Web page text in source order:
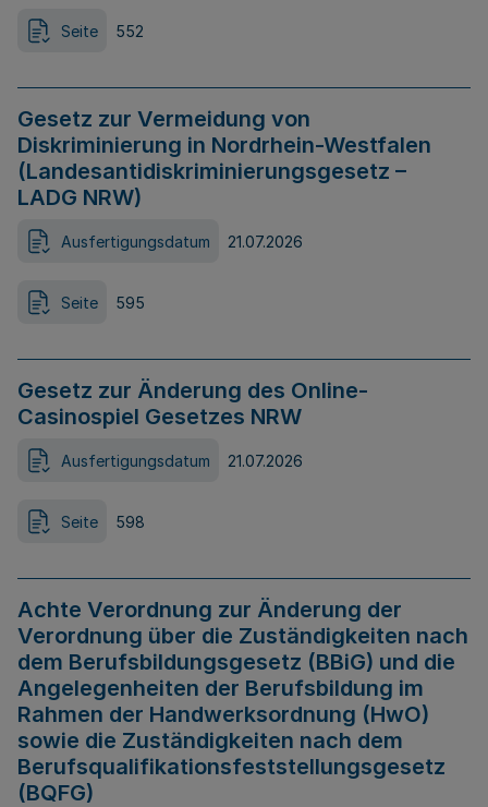
Seite 552
Gesetz zur Vermeidung von
Diskriminierung in Nordrhein-Westfalen
(Landesantidiskriminierungsgesetz –
LADG NRW)
Ausfertigungsdatum 21.07.2026
Seite 595
Gesetz zur Änderung des Online-
Casinospiel Gesetzes NRW
Ausfertigungsdatum 21.07.2026
Seite 598
Achte Verordnung zur Änderung der
Verordnung über die Zuständigkeiten nach
dem Berufsbildungsgesetz (BBiG) und die
Angelegenheiten der Berufsbildung im
Rahmen der Handwerksordnung (HwO)
sowie die Zuständigkeiten nach dem
Berufsqualifikationsfeststellungsgesetz
(BQFG)